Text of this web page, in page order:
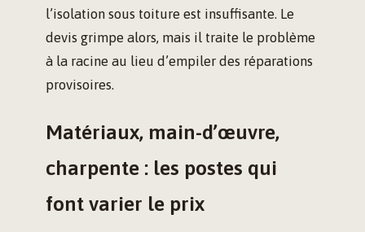
l’isolation sous toiture est insuffisante. Le
devis grimpe alors, mais il traite le problème
à la racine au lieu d’empiler des réparations
provisoires.
Matériaux, main-d’œuvre,
charpente : les postes qui
font varier le prix